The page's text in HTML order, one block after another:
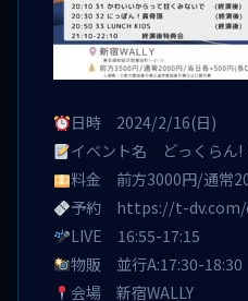
日時 2024/2/16(日)
イベント名 どっくらん!
料金 前方3000円/通常
予約 https://t-dv.com/
LIVE 16:55-17:15
物販 並行A:17:30-18:30
会場 新宿WALLY